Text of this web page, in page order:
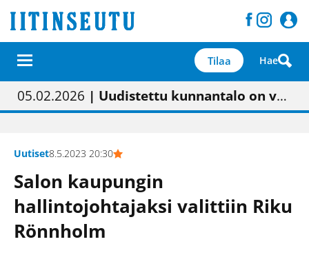
Tilaa Hae
01.02.2026 | Painon vaihtumisen pitäisi näkyä hieman parempana painojäljen laatuna lehdessä
05.02.2026 | Uudistettu kunnantalo on valoisa
23.04.2026 | “Olemme käynnistämässä uudelleen keskustavisiotyön”
09.05.2026| "Maalla on totuttu elämään omavaraisemmin kuin kaupungissa"
Uutiset8.5.2023 20:30
Salon kaupungin
hallintojohtajaksi valittiin Riku
Rönnholm